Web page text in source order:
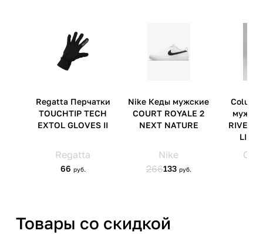
ООО 'Клермонт' 231741,
Товары со скидкой